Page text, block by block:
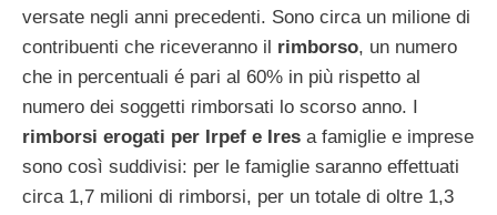
versate negli anni precedenti. Sono circa un milione di
contribuenti che riceveranno il rimborso, un numero
che in percentuali é pari al 60% in più rispetto al
numero dei soggetti rimborsati lo scorso anno. I
rimborsi erogati per Irpef e Ires a famiglie e imprese
sono così suddivisi: per le famiglie saranno effettuati
circa 1,7 milioni di rimborsi, per un totale di oltre 1,3